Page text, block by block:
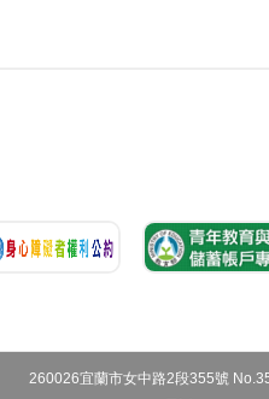
260026宜蘭市女中路2段355號